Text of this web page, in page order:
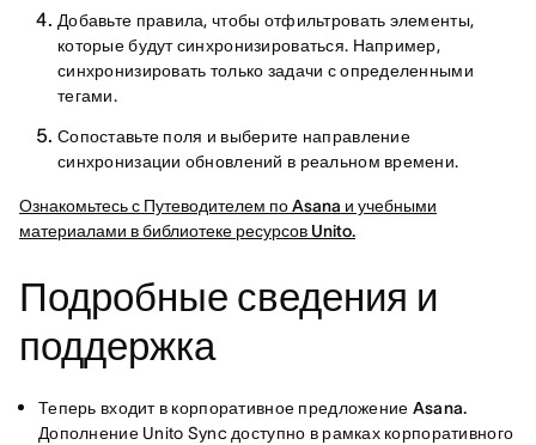
Добавьте правила, чтобы отфильтровать элементы,
которые будут синхронизироваться. Например,
синхронизировать только задачи с определенными
тегами.
Сопоставьте поля и выберите направление
синхронизации обновлений в реальном времени.
Ознакомьтесь с Путеводителем по Asana и учебными
материалами в библиотеке ресурсов Unito.
Подробные сведения и
поддержка
Теперь входит в корпоративное предложение Asana.
Дополнение Unito Sync доступно в рамках корпоративного